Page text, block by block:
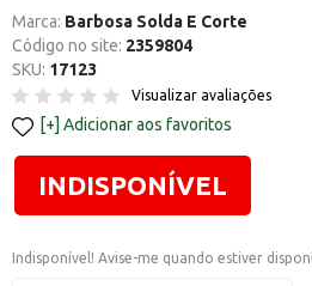
Marca: Barbosa Solda E Corte
Código no site: 2359804
SKU: 17123
Visualizar avaliações
Adicionar aos favoritos
INDISPONÍVEL
Indisponível! Avise-me quando estiver